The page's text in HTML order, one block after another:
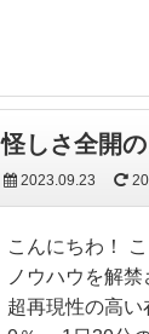
怪しさ全開
2023.09.23
こんにちわ！
ノウハウを解
超再現性の高